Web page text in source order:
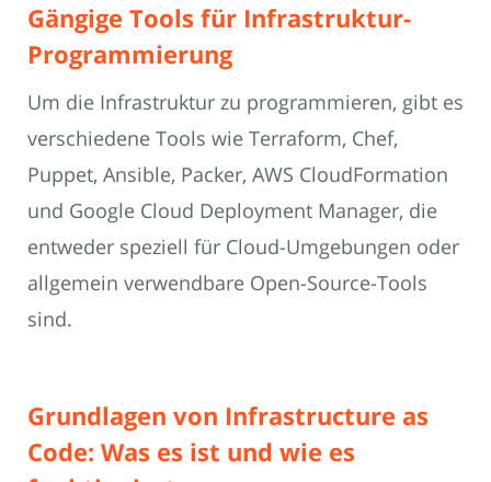
Gängige Tools für Infrastruktur-
Programmierung
Um die Infrastruktur zu programmieren, gibt es
verschiedene Tools wie Terraform, Chef,
Puppet, Ansible, Packer, AWS CloudFormation
und Google Cloud Deployment Manager, die
entweder speziell für Cloud-Umgebungen oder
allgemein verwendbare Open-Source-Tools
sind.
Grundlagen von Infrastructure as
Code: Was es ist und wie es